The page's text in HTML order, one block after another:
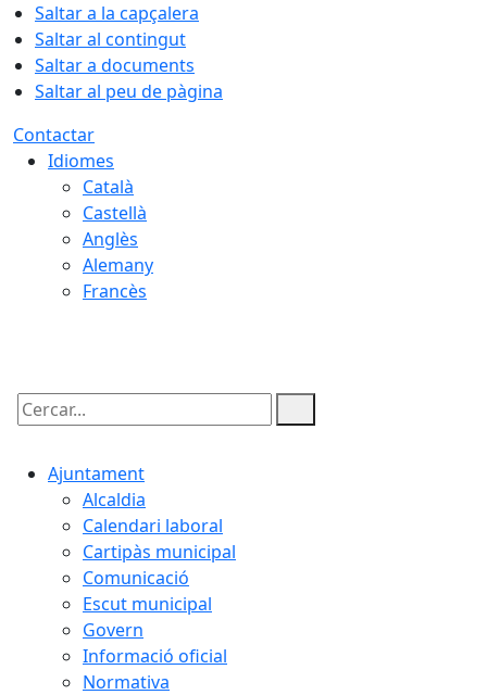
Saltar a la capçalera
Saltar al contingut
Saltar a documents
Saltar al peu de pàgina
Contactar
Idiomes
Català
Castellà
Anglès
Alemany
Francès
Cercar:
Ajuntament
Alcaldia
Calendari laboral
Cartipàs municipal
Comunicació
Escut municipal
Govern
Informació oficial
Normativa